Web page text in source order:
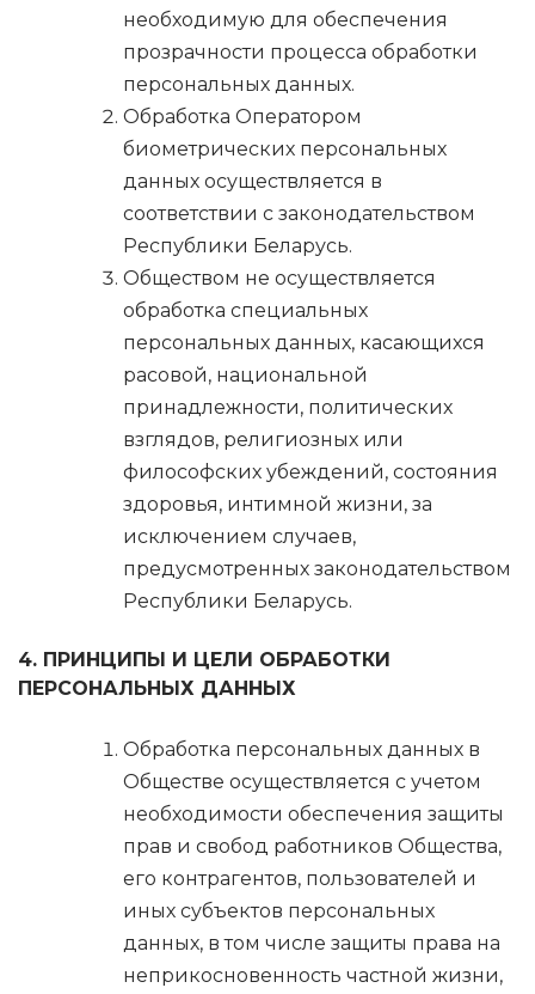
необходимую для обеспечения
прозрачности процесса обработки
персональных данных.
Обработка Оператором
биометрических персональных
данных осуществляется в
соответствии с законодательством
Республики Беларусь.
Обществом не осуществляется
обработка специальных
персональных данных, касающихся
расовой, национальной
принадлежности, политических
взглядов, религиозных или
философских убеждений, состояния
здоровья, интимной жизни, за
исключением случаев,
предусмотренных законодательством
Республики Беларусь.
4. ПРИНЦИПЫ И ЦЕЛИ ОБРАБОТКИ
ПЕРСОНАЛЬНЫХ ДАННЫХ
Обработка персональных данных в
Обществе осуществляется с учетом
необходимости обеспечения защиты
прав и свобод работников Общества,
его контрагентов, пользователей и
иных субъектов персональных
данных, в том числе защиты права на
неприкосновенность частной жизни,